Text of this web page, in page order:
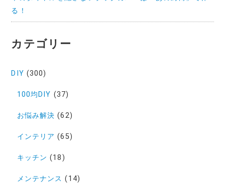
る！
カテゴリー
DIY (300)
100均DIY (37)
お悩み解決 (62)
インテリア (65)
キッチン (18)
メンテナンス (14)